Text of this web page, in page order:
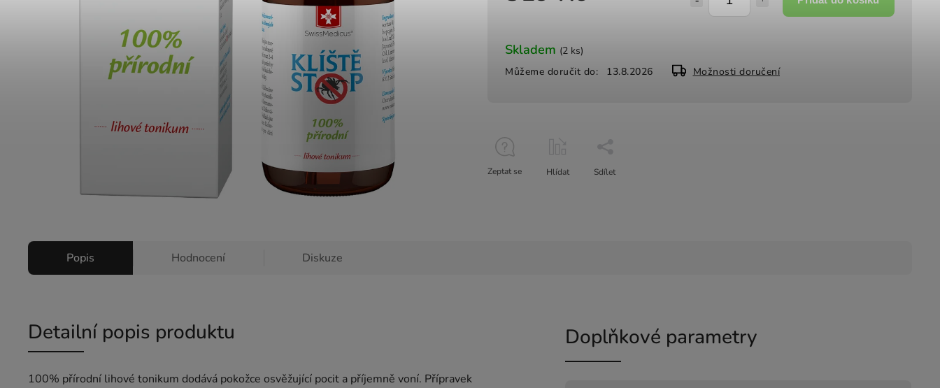
Skladem (2 ks)
Můžeme doručit do:
13.8.2026 Možnosti doručení
Zeptat se Hlídat Sdílet
Popis Hodnocení Diskuze
Detailní popis produktu
100% přírodní lihové tonikum dodává pokožce osvěžující pocit a příjemně voní. Přípravek
Doplňkové parametry